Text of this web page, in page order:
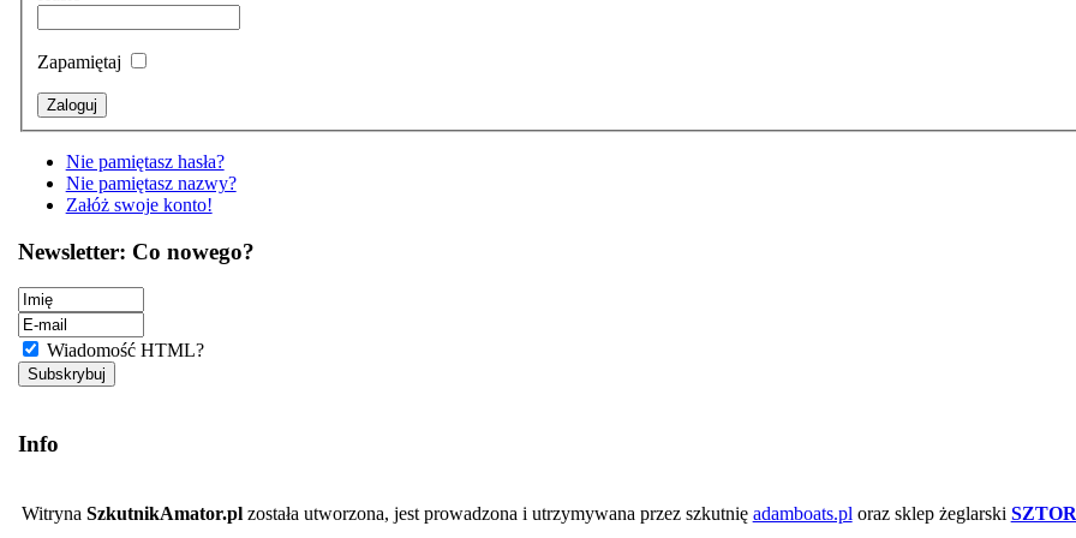
Zapamiętaj
Nie pamiętasz hasła?
Nie pamiętasz nazwy?
Załóż swoje konto!
Newsletter: Co nowego?
Wiadomość HTML?
Info
Witryna SzkutnikAmator.plzostała utworzona, jest prowadzona i utrzymywana przez szkutnię adamboats.pl oraz sklep żeglarski